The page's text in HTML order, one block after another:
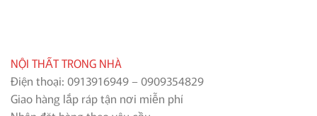
NỘI THẤT TRONG NHÀ
Điện thoại: 0913916949 – 0909354829
Giao hàng lắp ráp tận nơi miễn phí